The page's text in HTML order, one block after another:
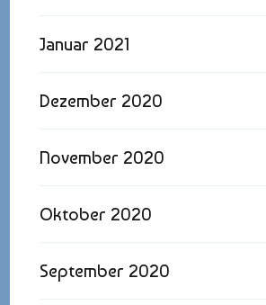
Januar 2021
Dezember 2020
November 2020
Oktober 2020
September 2020